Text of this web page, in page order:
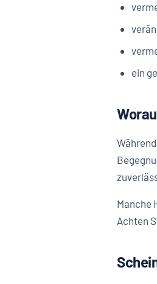
ein
Manche
Achten